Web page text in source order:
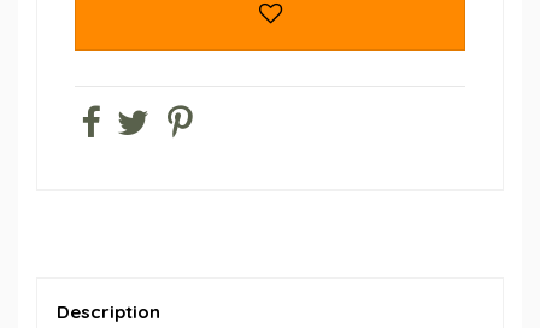
Description